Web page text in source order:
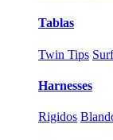
Tablas
Twin Tips
Harnesses
Rigidos